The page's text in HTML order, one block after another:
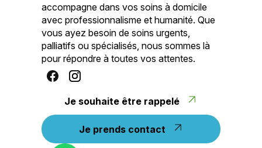
accompagne dans vos soins à domicile
avec professionnalisme et humanité. Que
vous ayez besoin de soins urgents,
palliatifs ou spécialisés, nous sommes là
pour répondre à toutes vos attentes.
Je souhaite être rappelé
Je prends contact